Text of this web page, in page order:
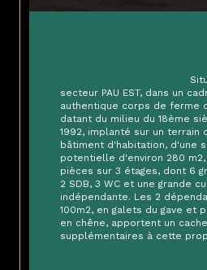
secteur PAU EST, dans un
authentique corps de ferme
datant du milieu du 18ème
1992, implanté sur un terrain
bâtiment d'habitation, d'une
potentielle d'environ 280
pièces sur 3 étages, dont 6
2 SDB, 3 WC et une grande
indépendante. Les 2
100m2, en galets du gave et
en chêne, apportent un
supplémentaires à cette